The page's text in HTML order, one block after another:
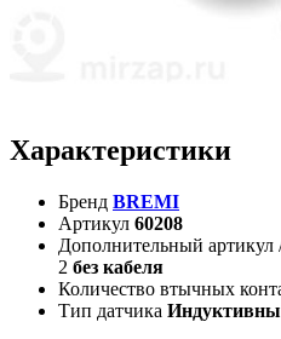
Характеристики
Бренд BREMI
Артикул 60208
Дополнительный
2 без кабеля
Количество втычных
Тип датчика